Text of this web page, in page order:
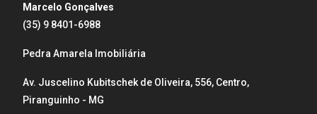
Marcelo Gonçalves
(35) 9 8401-6988
Pedra Amarela Imobiliária
Av. Juscelino Kubitschek de Oliveira, 556, Centro,
Piranguinho - MG